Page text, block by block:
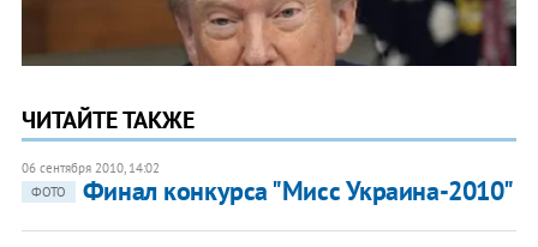
ЧИТАЙТЕ ТАКЖЕ
06 сентября 2010, 14:02
ФОТО
Финал конкурса "Мисс Украина-2010"